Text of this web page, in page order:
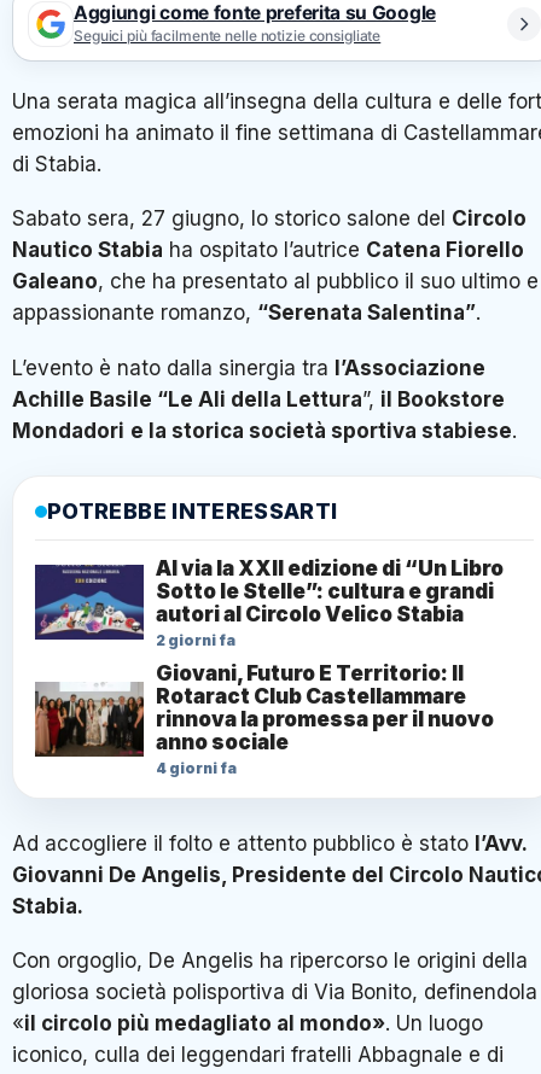
Aggiungi come fonte preferita su Google
Seguici più facilmente nelle notizie consigliate
Una serata magica all’insegna della cultura e delle
emozioni ha animato il fine settimana di
di Stabia.
Sabato sera, 27 giugno, lo storico salone del Circolo
Nautico Stabia ha ospitato l’autrice Catena Fiorello
Galeano, che ha presentato al pubblico il suo ultimo e
appassionante romanzo, “Serenata Salentina”.
L’evento è nato dalla sinergia tra l’Associazione
Achille Basile “Le Ali della Lettura”, il Bookstore
Mondadori e la storica società sportiva stabiese.
POTREBBE INTERESSARTI
Al via la XXII edizione di “Un Libro
Sotto le Stelle”: cultura e grandi
autori al Circolo Velico Stabia
2 giorni fa
Giovani, Futuro E Territorio: Il
Rotaract Club Castellammare
rinnova la promessa per il nuovo
anno sociale
4 giorni fa
Ad accogliere il folto e attento pubblico è stato l’Avv.
Giovanni De Angelis, Presidente del Circolo
Stabia.
Con orgoglio, De Angelis ha ripercorso le origini della
gloriosa società polisportiva di Via Bonito, definendola
«il circolo più medagliato al mondo». Un luogo
iconico, culla dei leggendari fratelli Abbagnale e di